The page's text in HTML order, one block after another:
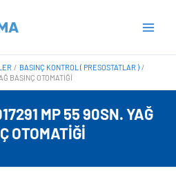
BASINÇ KONTROL ( PRESOSTATLAR )
BASINÇ OTOMATIĞI
MP 55 90SN. YAĞ
OTOMATIĞI